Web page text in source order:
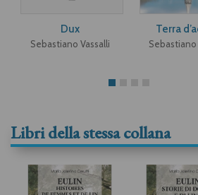
Dux
Sebastiano Vassalli
Terra
Sebastiano
Libri della stessa collana